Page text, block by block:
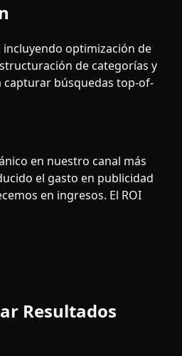
incluyendo optimización de
de categorías y
búsquedas top-of-
en nuestro canal más
el gasto en publicidad
en ingresos. El ROI
Resultados